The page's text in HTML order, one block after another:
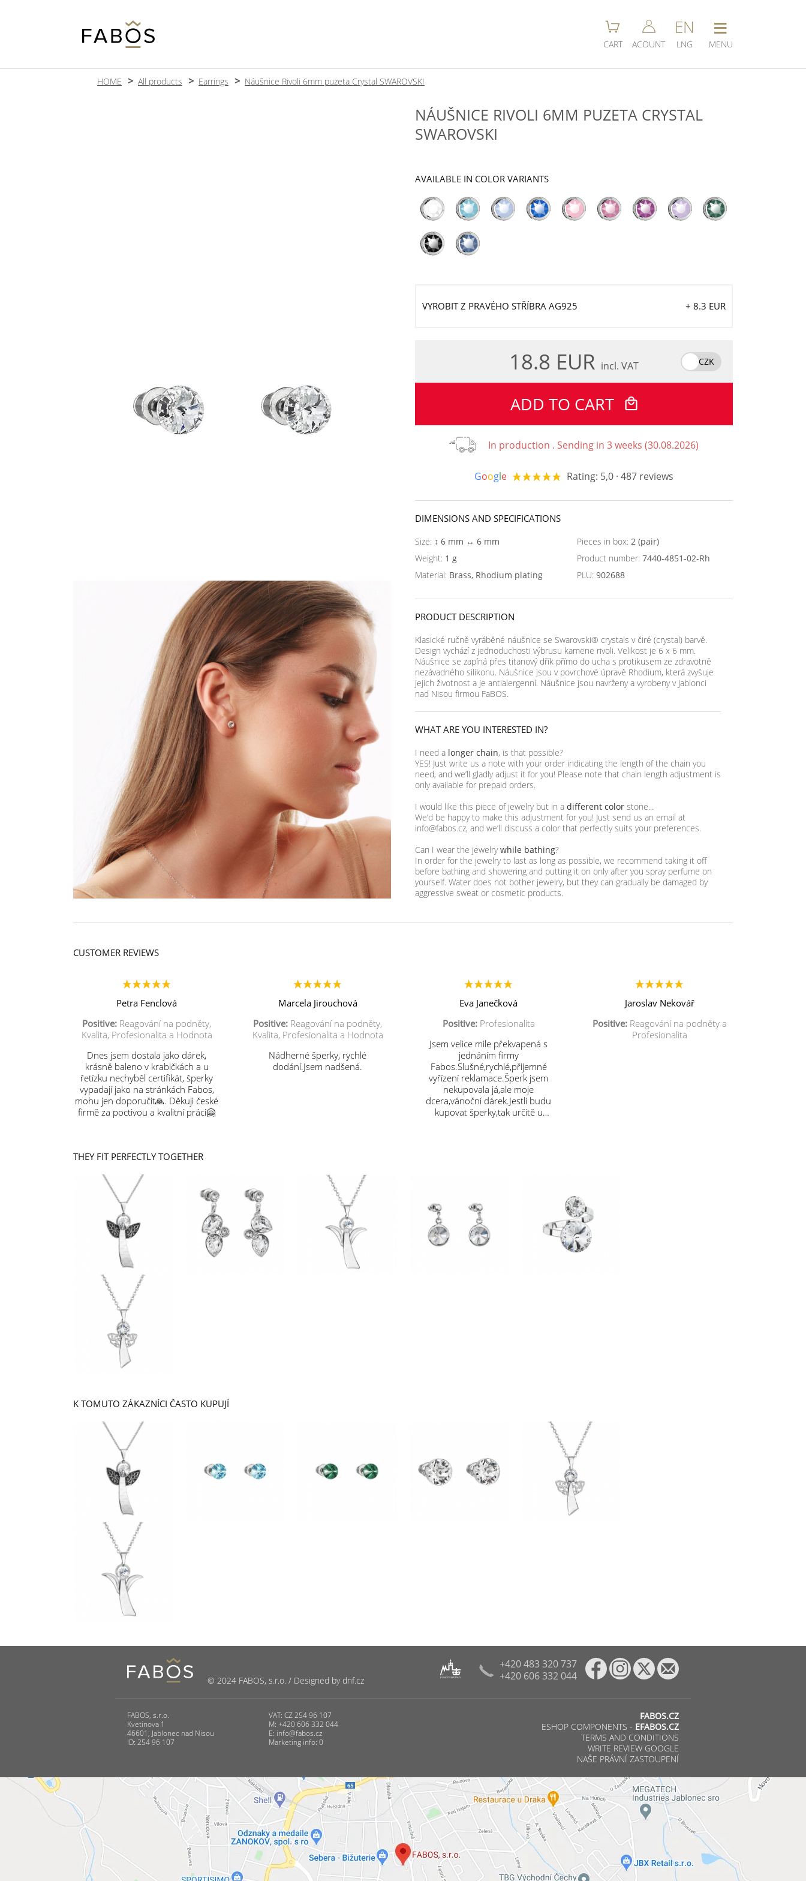
CART ACOUNT
EN
LNG
≡
MENU
HOME All products Earrings Náušnice Rivoli 6mm puzeta Crystal SWAROVSKI
NÁUŠNICE RIVOLI 6MM PUZETA CRYSTAL
SWAROVSKI
AVAILABLE IN COLOR VARIANTS
VYROBIT Z PRAVÉHO STŘÍBRA AG925 + 8.3 EUR
18.8 EUR incl. VAT CZK
ADD TO CART
In production . Sending in 3 weeks (30.08.2026)
Google Rating: 5,0 · 487 reviews
DIMENSIONS AND SPECIFICATIONS
Size: ↕ 6 mm ↔ 6 mm
Weight: 1 g
Material: Brass, Rhodium plating
Pieces in box: 2 (pair)
Product number: 7440-4851-02-Rh
PLU: 902688
PRODUCT DESCRIPTION
Klasické ručně vyráběné náušnice se Swarovski® crystals v čiré (crystal) barvě.
Design vychází z jednoduchosti výbrusu kamene rivoli. Velikost je 6 x 6 mm.
Náušnice se zapíná přes titanový dřík přímo do ucha s protikusem ze zdravotně
nezávadného silikonu. Náušnice jsou v povrchové úpravě Rhodium, která zvyšuje
jejich životnost a je antialergenní. Náušnice jsou navrženy a vyrobeny v Jablonci
nad Nisou firmou FaBOS.
WHAT ARE YOU INTERESTED IN?
I need a longer chain, is that possible?
YES! Just write us a note with your order indicating the length of the chain you
need, and we’ll gladly adjust it for you! Please note that chain length adjustment is
only available for prepaid orders.
I would like this piece of jewelry but in a different color stone...
We’d be happy to make this adjustment for you! Just send us an email at
info@fabos.cz, and we’ll discuss a color that perfectly suits your preferences.
Can I wear the jewelrywhile bathing?
In order for the jewelry to last as long as possible, we recommend taking it off
before bathing and showering and putting it on only after you spray perfume on
yourself. Water does not bother jewelry, but they can gradually be damaged by
aggressive sweat or cosmetic products.
CUSTOMER REVIEWS
Petra Fenclová
Positive: Reagování na podněty,
Kvalita, Profesionalita a Hodnota
Dnes jsem dostala jako dárek,
krásně baleno v krabičkách a u
řetízku nechyběl certifikát, šperky
vypadají jako na stránkách Fabos,
mohu jen doporučit🙏. Děkuji české
firmě za poctivou a kvalitní práci🤗
Marcela Jirouchová
Positive: Reagování na podněty,
Kvalita, Profesionalita a Hodnota
Nádherné šperky, rychlé
dodání.Jsem nadšená.
Eva Janečková
Positive:Profesionalita
Jsem velice mile překvapená s
jednáním firmy
Fabos.Slušné,rychlé,přijemné
vyřízení reklamace.Šperk jsem
nekupovala já,ale moje
dcera,vánoční dárek.Jestli budu
kupovat šperky,tak určitě u
Jaroslav Nekovář
Positive:Reagování na podněty a
Profesionalita
THEY FIT PERFECTLY TOGETHER
K TOMUTO ZÁKAZNÍCI ČASTO KUPUJÍ
© 2024 FABOS, s.r.o. / Designed by dnf.cz PUNCOVNÍ ÚŘAD
+420 483 320 737
+420 606 332 044
FABOS, s.r.o.
Kvetinova 1
46601, Jablonec nad Nisou
ID: 254 96 107
VAT: CZ 254 96 107
M: +420 606 332 044
E: info@fabos.cz
Marketing info: 0
FABOS.CZ
ESHOP COMPONENTS - EFABOS.CZ
TERMS AND CONDITIONS
WRITE REVIEW GOOGLE
NAŠE PRÁVNÍ ZASTOUPENÍ